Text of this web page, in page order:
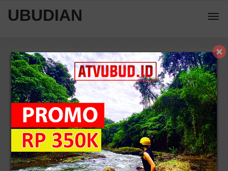
UBUDIAN
Home Rekomendasi Restoran
Wedja Bali Restaurant:
Kuliner dengan Nuansa Asri di Ubud
5/10
Reviews
2954 view